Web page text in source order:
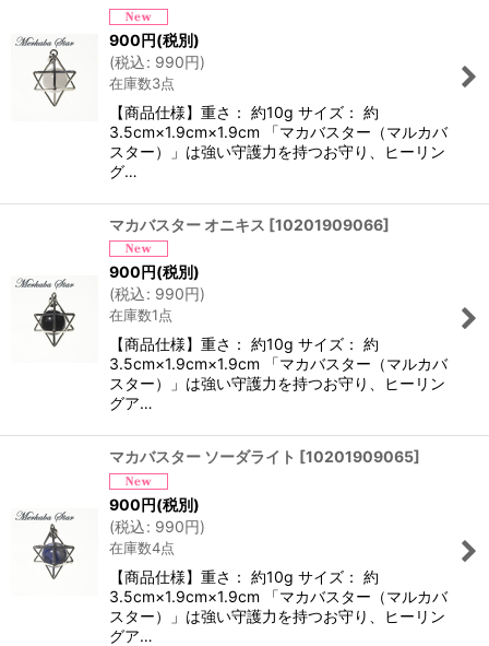
900円(税別)
(税込: 990円)
在庫数3点
【商品仕様】重さ： 約10g サイズ： 約
3.5cm×1.9cm×1.9cm 「マカバスター（マルカバ
スター）」は強い守護力を持つお守り、ヒーリン
グ…
マカバスター オニキス [10201909066]
900円(税別)
(税込: 990円)
在庫数1点
【商品仕様】重さ： 約10g サイズ： 約
3.5cm×1.9cm×1.9cm 「マカバスター（マルカバ
スター）」は強い守護力を持つお守り、ヒーリン
グア…
マカバスター ソーダライト [10201909065]
900円(税別)
(税込: 990円)
在庫数4点
【商品仕様】重さ： 約10g サイズ： 約
3.5cm×1.9cm×1.9cm 「マカバスター（マルカバ
スター）」は強い守護力を持つお守り、ヒーリン
グア…